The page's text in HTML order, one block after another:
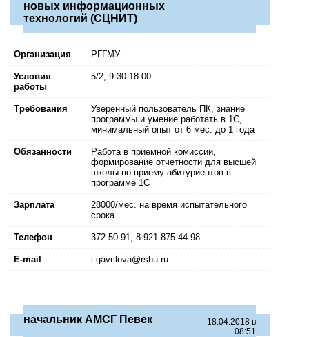
новых информационных
технологий (СЦНИТ)
Организация РГГМУ
Условия
работы
5/2, 9.30-18.00
Требования
Уверенный пользователь ПК, знание
программы и умение работать в 1С,
минимальный опыт от 6 мес. до 1 года
Обязанности
Работа в приемной комиссии,
формирование отчетности для высшей
школы по приему абитуриентов в
программе 1С
Зарплата
28000/мес. на время испытательного
срока
Телефон 372-50-91, 8-921-875-44-98
E-mail i.gavrilova@rshu.ru
начальник АМСГ Певек
18.04.2018 в
08:51